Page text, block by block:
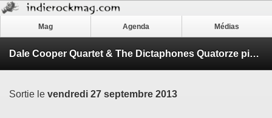
Mag Agenda Médias
Dale Cooper Quartet & The Dictaphones Quatorze pièces de menace
Sortie le vendredi 27 septembre 2013